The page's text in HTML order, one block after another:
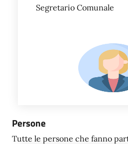
Segretario Comunale
Persone
Tutte le persone che fanno